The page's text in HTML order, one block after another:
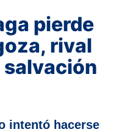
pierde
rival
intentó hacerse